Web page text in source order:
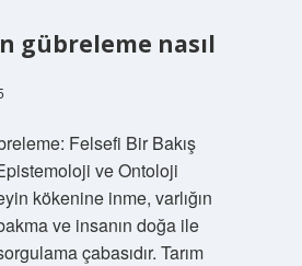
gübreleme nasıl
Felsefi Bir Bakış
ve Ontoloji
kökenine inme, varlığın
ve insanın doğa ile
çabasıdır. Tarım